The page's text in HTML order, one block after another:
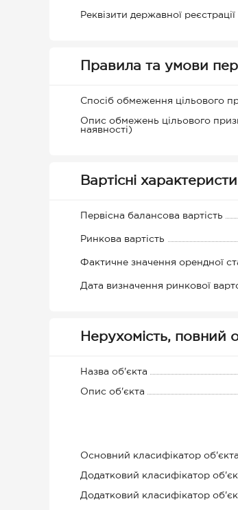
Реквізити державної
Правила та умови
Спосіб обмеження цільового
Опис обмежень цільового
наявності)
Вартісні
Первісна балансова вартість
Ринкова вартість
Фактичне значення орендної
Дата визначення ринкової
Нерухомість, повний
Назва об'єкта
Опис об'єкта
Основний класифікатор об'єкта
Додатковий класифікатор
Додатковий класифікатор